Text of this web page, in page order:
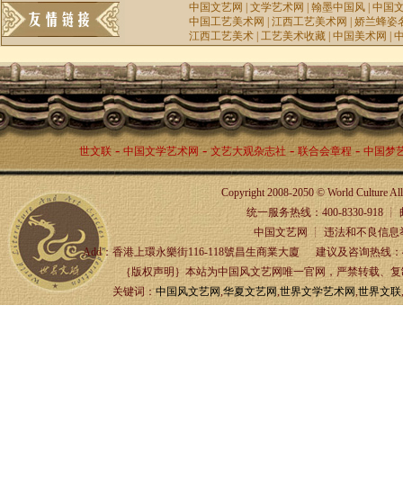
中国文艺网 |文学艺术网 |翰墨中国风 |中国
中国工艺美术网
|江西工艺美术网 |娇兰蜂姿
江西工艺美术 |工艺美术收藏 |中国美术网 |
世文联- 中国文学艺术网 - 文艺大观杂志社 - 联合会章程- 中国梦
Copyright 2008-2050 © World Culture
统一服务热线：400-8330-918 ┊ 邮箱
中国文艺网 ┊ 违法和不良信息举
Add：香港上環永樂街116-118號昌生商業大廈 建议及咨询热线
｛版权声明｝本站为中国风文艺网唯一官网，严禁转载、复制
关键词：中国风文艺网,华夏文艺网,世界文学艺术网,世界文联,